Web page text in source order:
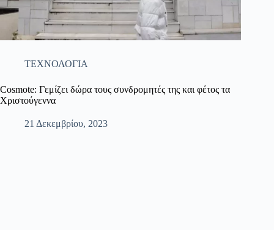
ΤΕΧΝΟΛΟΓΙΑ
Cosmote: Γεμίζει δώρα τους συνδρομητές της και φέτος τα
Χριστούγεννα
21 Δεκεμβρίου, 2023